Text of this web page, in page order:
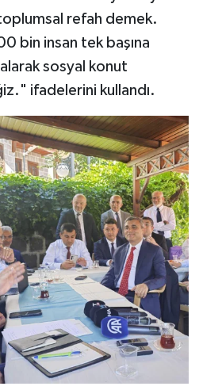
refah demek.
bin insan tek başına
sosyal konut
ifadelerini kullandı.